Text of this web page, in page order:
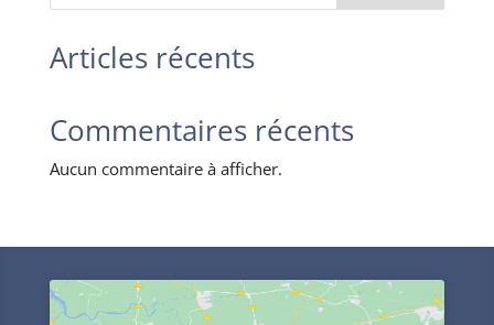
Articles récents
Commentaires récents
Aucun commentaire à afficher.